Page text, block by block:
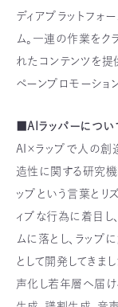
ディアプラットフォ
ム。一連の作業をク
れたコンテンツを提
ペーンプロモーショ
■AIラッパーについ
AI×ラップで人の創
造性に関する研究
ップという言葉とリ
ィブな行為に着目し
ムに落とし、ラップ
として開発してきま
声化し若年層へ届け